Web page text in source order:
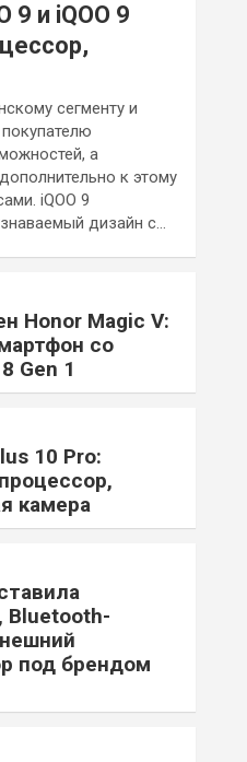
9 и iQOO 9
сегменту и
а
к этому
iQOO 9
дизайн с…
Honor Magic V:
со
Gen 1
10 Pro:
камера
Bluetooth-
под брендом